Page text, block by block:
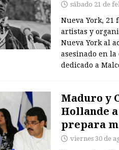
sábado 21 de
Nueva York, 21
artistas y
Nueva York al
asesinado en
dedicado a
Maduro y
Hollande
prepara
viernes 30 de